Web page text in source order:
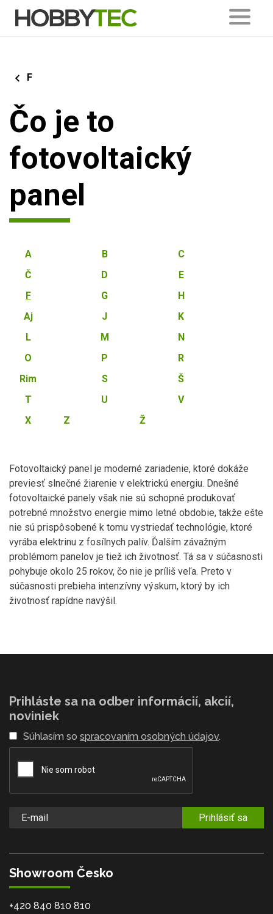
F
Čo je to
fotovoltaický
panel
A B
C
Č
D
E
F
G
H
Aj
J
K
L
M
N
O
P
R
Rim
S
Š
T
U
V
X
Z Ž
Fotovoltaický panel je moderné zariadenie, ktoré dokáže
previesť slnečné žiarenie v elektrickú energiu. Dnešné
fotovoltaické panely však nie sú schopné produkovať
potrebné množstvo energie mimo letné obdobie, takže ešte
nie sú prispôsobené k tomu vystriedať technológie, ktoré
vyrába elektrinu z fosílnych palív. Ďalším závažným
problémom panelov je tiež ich životnosť. Tá sa v súčasnosti
pohybuje okolo 25 rokov, čo nie je príliš veľa. Preto v
súčasnosti prebieha intenzívny výskum, ktorý by ich
životnosť rapídne navýšil.
Prihláste sa na odber informácií, akcií,
noviniek
Súhlasím so spracovaním osobných údajov.
Prihlásiť sa
Showroom Česko
+420 840 810 810